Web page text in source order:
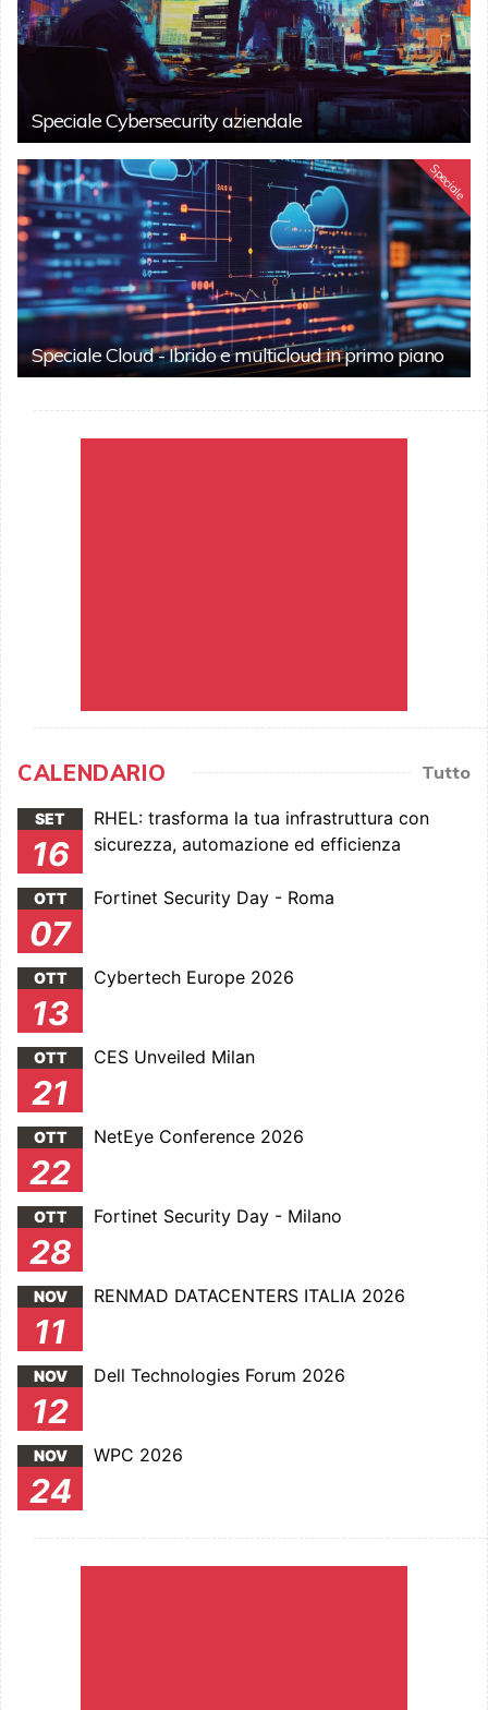
Speciale Cybersecurity aziendale
Speciale
Speciale Cloud - Ibrido e multicloud in primo piano
CALENDARIO Tutto
SET
16
RHEL: trasforma la tua infrastruttura con
sicurezza, automazione ed efficienza
OTT
07
Fortinet Security Day - Roma
OTT
13
Cybertech Europe 2026
OTT
21
CES Unveiled Milan
OTT
22
NetEye Conference 2026
OTT
28
Fortinet Security Day - Milano
NOV
11
RENMAD DATACENTERS ITALIA 2026
NOV
12
Dell Technologies Forum 2026
NOV
24
WPC 2026